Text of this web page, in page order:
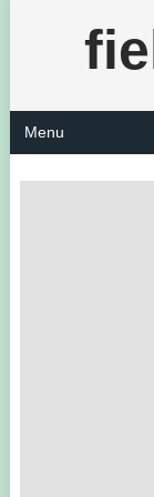
Menu